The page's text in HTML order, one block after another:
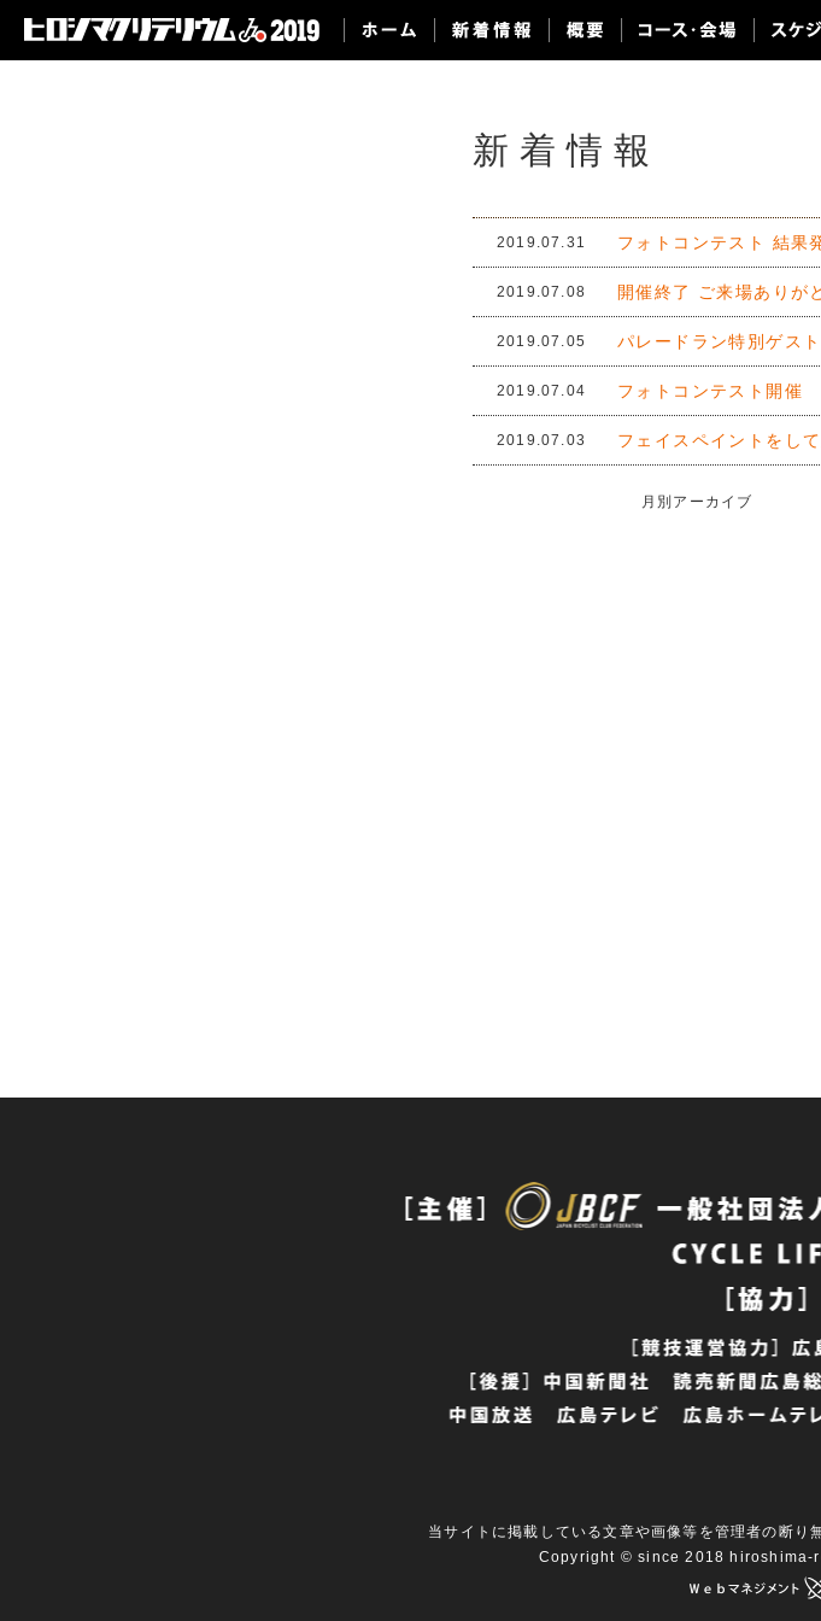
新着情報
2019.07.31 フォトコンテスト 結果
2019.07.08 開催終了 ご来場ありが
2019.07.05 パレードラン特別ゲス
2019.07.04 フォトコンテスト開催
2019.07.03 フェイスペイントをし
月別アーカイブ
当サイトに掲載している文章や画像等を管理者の断り
Copyright © since 2018 hiroshima-